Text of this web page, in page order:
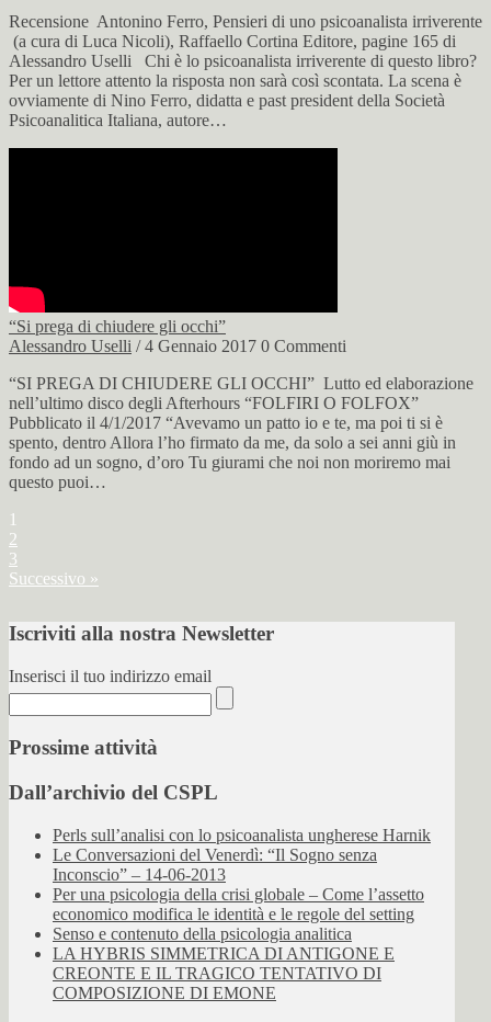
Recensione Antonino Ferro, Pensieri di uno psicoanalista irriverente
(a cura di Luca Nicoli), Raffaello Cortina Editore, pagine 165 di
Alessandro Uselli Chi è lo psicoanalista irriverente di questo libro?
Per un lettore attento la risposta non sarà così scontata. La scena è
ovviamente di Nino Ferro, didatta e past president della Società
Psicoanalitica Italiana, autore…
“Si prega di chiudere gli occhi”
Alessandro Uselli / 4 Gennaio 2017 0 Commenti
“SI PREGA DI CHIUDERE GLI OCCHI” Lutto ed elaborazione
nell’ultimo disco degli Afterhours “FOLFIRI O FOLFOX”
Pubblicato il 4/1/2017 “Avevamo un patto io e te, ma poi ti si è
spento, dentro Allora l’ho firmato da me, da solo a sei anni giù in
fondo ad un sogno, d’oro Tu giurami che noi non moriremo mai
questo puoi…
1
2
3
Successivo »
Iscriviti alla nostra Newsletter
Inserisci il tuo indirizzo email
Prossime attività
Dall’archivio del CSPL
Perls sull’analisi con lo psicoanalista ungherese Harnik
Le Conversazioni del Venerdì: “Il Sogno senza
Inconscio” – 14-06-2013
Per una psicologia della crisi globale – Come l’assetto
economico modifica le identità e le regole del setting
Senso e contenuto della psicologia analitica
LA HYBRIS SIMMETRICA DI ANTIGONE E
CREONTE E IL TRAGICO TENTATIVO DI
COMPOSIZIONE DI EMONE